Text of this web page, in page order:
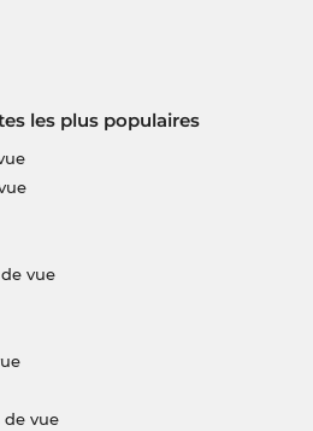
les plus populaires
vue
vue